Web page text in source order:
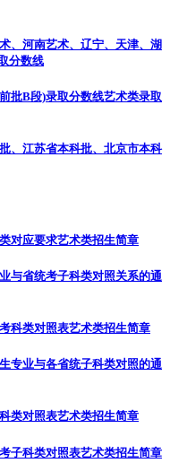
、河南艺术、辽宁、天津、湖
分数线
批B段)录取分数线艺术类录取
、江苏省本科批、北京市本科
对应要求艺术类招生简章
与省统考子科类对照关系的通
科类对照表艺术类招生简章
专业与各省统子科类对照的通
类对照表艺术类招生简章
子科类对照表艺术类招生简章